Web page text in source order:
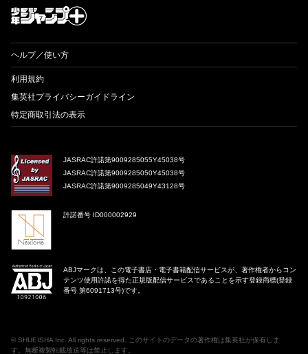
ヘルプ／使い方
利用規約
集英社プライバシーガイドライン
特定商取引法の表示
JASRAC許諾第9009285055Y45038号
JASRAC許諾第9009285050Y45038号
JASRAC許諾第9009285049Y43128号
許諾番号 ID000002929
ABJマークは、この電子書店・電子書籍配信サービスが、著作権者からコン
テンツ使用許諾を得た正規版配信サービスであることを示す登録商標(登録
番号 第6091713号)です。
© SHUEISHA Inc . All rights reserved. このサイトのデータの著作権は集英社が保有しま
す。無断複製転載放送等は禁止します。